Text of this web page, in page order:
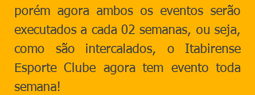
porém agora ambos os eventos serão
executados a cada 02 semanas, ou seja,
como são intercalados, o Itabirense
Esporte Clube agora tem evento toda
semana!